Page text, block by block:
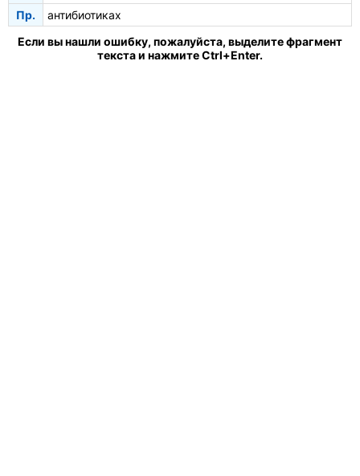
Пр.
антибиотиках
Если вы нашли ошибку, пожалуйста, выделите фрагмент
текста и нажмите Ctrl+Enter.